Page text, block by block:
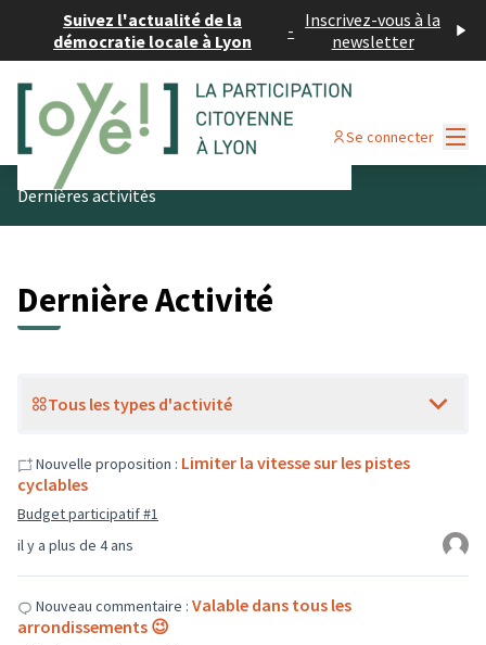
Suivez l'actualité de la
démocratie locale à Lyon
- Inscrivez-vous à la
newsletter
Se connecter
Dernières activités
Dernière Activité
Tous les types d'activité
il y a plus de 4 ans
Nouvelle proposition : Limiter la vitesse sur les pistes
cyclables
Budget participatif #1
Nouveau commentaire : Valable dans tous les
arrondissements 😉